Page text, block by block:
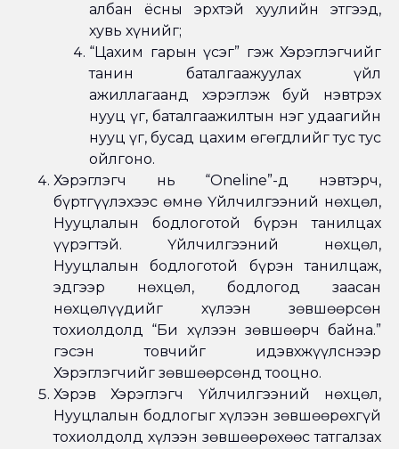
албан ёсны эрхтэй хуулийн этгээд,
хувь хүнийг;
“Цахим гарын үсэг” гэж Хэрэглэгчийг
танин баталгаажуулах үйл
ажиллагаанд хэрэглэж буй нэвтрэх
нууц үг, баталгаажилтын нэг удаагийн
нууц үг, бусад цахим өгөгдлийг тус тус
ойлгоно.
Хэрэглэгч нь “Oneline”-д нэвтэрч,
бүртгүүлэхээс өмнө Үйлчилгээний нөхцөл,
Нууцлалын бодлоготой бүрэн танилцах
үүрэгтэй. Үйлчилгээний нөхцөл,
Нууцлалын бодлоготой бүрэн танилцаж,
эдгээр нөхцөл, бодлогод заасан
нөхцөлүүдийг хүлээн зөвшөөрсөн
тохиолдолд “Би хүлээн зөвшөөрч байна.”
гэсэн товчийг идэвхжүүлснээр
Хэрэглэгчийг зөвшөөрсөнд тооцно.
Хэрэв Хэрэглэгч Үйлчилгээний нөхцөл,
Нууцлалын бодлогыг хүлээн зөвшөөрөхгүй
тохиолдолд хүлээн зөвшөөрөхөөс татгалзах